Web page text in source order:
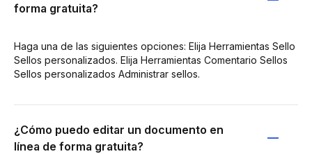
forma gratuita?
Haga una de las siguientes opciones: Elija Herramientas Sello
Sellos personalizados. Elija Herramientas Comentario Sellos
Sellos personalizados Administrar sellos.
¿Cómo puedo editar un documento en
línea de forma gratuita?